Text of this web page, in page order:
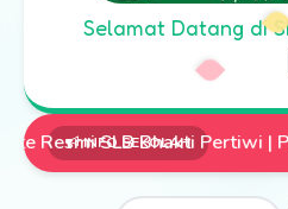
Selamat Datang di
INFO SEKOLAH
Pertiwi | Pendaftaran Siswa